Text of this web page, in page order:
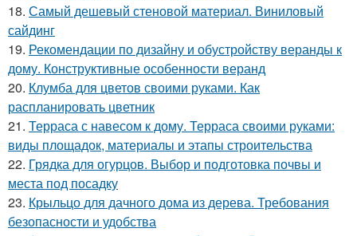
18. Самый дешевый стеновой материал. Виниловый
сайдинг
19. Рекомендации по дизайну и обустройству веранды к
дому. Конструктивные особенности веранд
20. Клумба для цветов своими руками. Как
распланировать цветник
21. Терраса с навесом к дому. Терраса своими руками:
виды площадок, материалы и этапы строительства
22. Грядка для огурцов. Выбор и подготовка почвы и
места под посадку
23. Крыльцо для дачного дома из дерева. Требования
безопасности и удобства